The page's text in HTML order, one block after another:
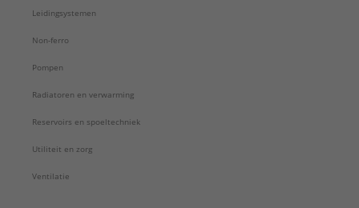
Leidingsystemen
Non-ferro
Pompen
Radiatoren en verwarming
Reservoirs en spoeltechniek
Utiliteit en zorg
Ventilatie